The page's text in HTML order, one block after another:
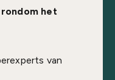
het
van